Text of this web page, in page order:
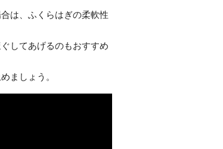
は、ふくらはぎの柔軟性
してあげるのもおすすめ
ましょう。